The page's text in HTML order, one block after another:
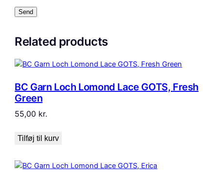
Related products
BC Garn Loch Lomond Lace GOTS, Fresh
Green
55,00 kr.
Tilføj til kurv